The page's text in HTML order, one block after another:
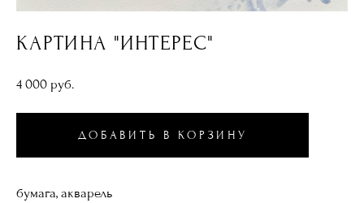
КАРТИНА "ИНТЕРЕС"
4 000 pуб.
ДОБАВИТЬ В КОРЗИНУ
бумага, акварель